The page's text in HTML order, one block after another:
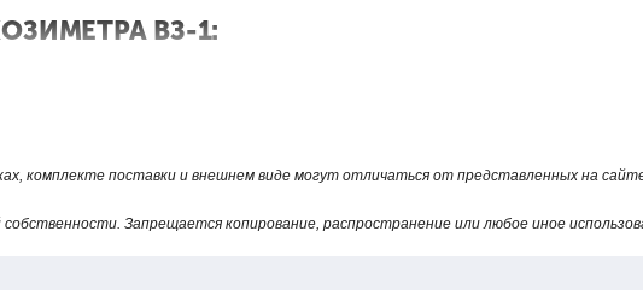
ВЗ-1:
комплекте поставки и внешнем виде могут отличаться от представленных на
Запрещается копирование, распространение или любое иное